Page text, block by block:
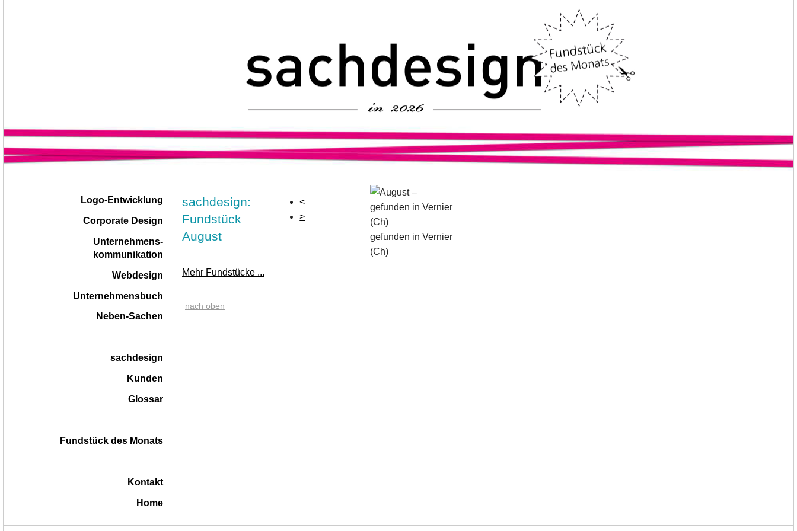
sachdesign:
Fundstück
August
<
>
gefunden in Vernier
(Ch)
Mehr Fundstücke ...
nach oben
Navigation
Logo-Entwicklung
Corporate Design
Unternehmens-
kommunikation
Webdesign
Unternehmensbuch
Neben-Sachen
sachdesign
Kunden
Glossar
Fundstück des Monats
Kontakt
Home